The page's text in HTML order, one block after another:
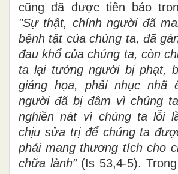
cũng đã được tiên báo
"Sự thật, chính người đã
bệnh tật của chúng ta, đã
đau khổ của chúng ta, còn
ta lại tưởng người bị phạt,
giáng họa, phải nhục nhã
người đã bị đâm vì chúng
nghiền nát vì chúng ta lỗi
chịu sửa trị để chúng ta
phải mang thương tích cho
chữa lành”(Is 53,4-5).